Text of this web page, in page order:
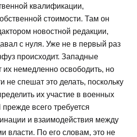
квалификации,
стоимости. Там он
новостной редакции,
с нуля. Уже не в первый раз
происходит. Западные
их немедленно освободить, но
не спешат это делать, поскольку
их участие в военных
всего требуется
и взаимодействия между
власти. По его словам, это не